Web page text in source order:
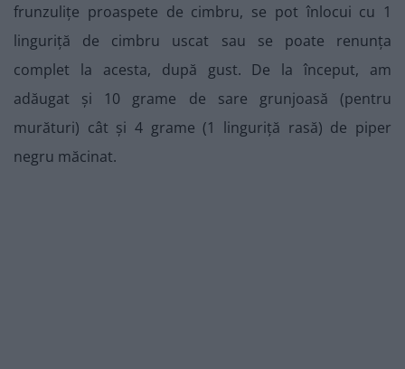
frunzulițe proaspete de cimbru, se pot înlocui cu 1
linguriță de cimbru uscat sau se poate renunța
complet la acesta, după gust. De la început, am
adăugat și 10 grame de sare grunjoasă (pentru
murături) cât și 4 grame (1 linguriță rasă) de piper
negru măcinat.